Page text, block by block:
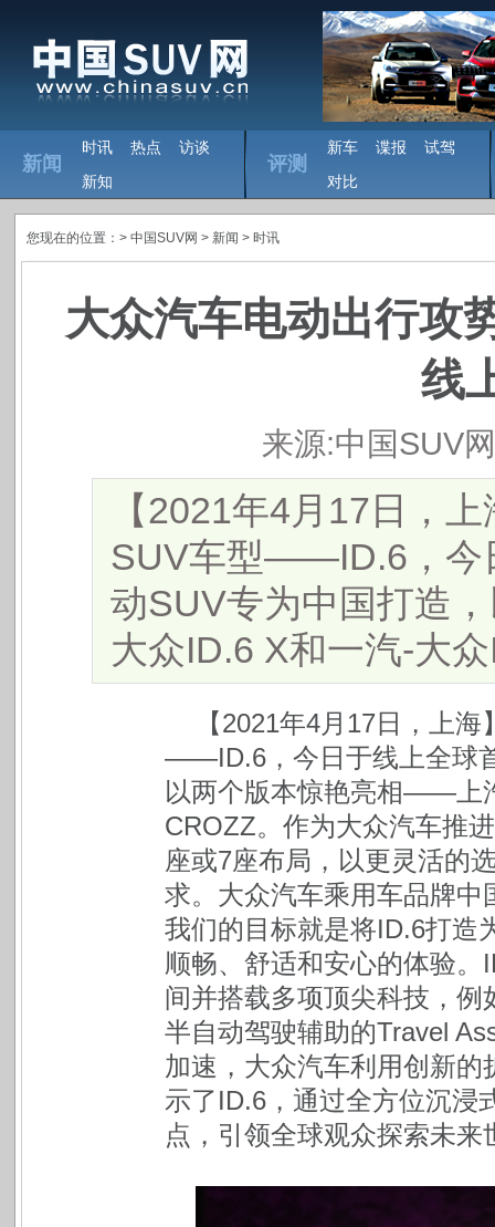
新闻
时讯 热点
访谈
新知
评测
新车 谍报
试驾
对比
您现在的位置：> 中国SUV网 > 新闻 > 时讯
大众汽车电动出行攻
线
来源:中国SUV网
【2021年4月17日，
SUV车型——ID.6，今
动SUV专为中国打造
大众ID.6 X和一汽-大
【2021年4月17日，上
——ID.6，今日于线上全球
以两个版本惊艳亮相——上
CROZZ。作为大众汽车推
座或7座布局，以更灵活的
求。大众汽车乘用车品牌中
我们的目标就是将ID.6打造
顺畅、舒适和安心的体验
间并搭载多项顶尖科技，
半自动驾驶辅助的Travel
加速，大众汽车利用创新
示了ID.6，通过全方位沉浸
点，引领全球观众探索未来